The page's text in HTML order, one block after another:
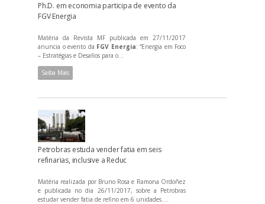
Ph.D. em economia participa de evento da
FGV Energia
Matéria da Revista MF publicada em 27/11/2017
anuncia o evento da FGV Energia: “Energia em Foco
– Estratégias e Desafios para o...
Saiba Mais
Petrobras estuda vender fatia em seis
refinarias, inclusive a Reduc
Matéria realizada por Bruno Rosa e Ramona Ordoñez
e publicada no dia 26/11/2017, sobre a Petrobras
estudar vender fatia de refino em 6 unidades....